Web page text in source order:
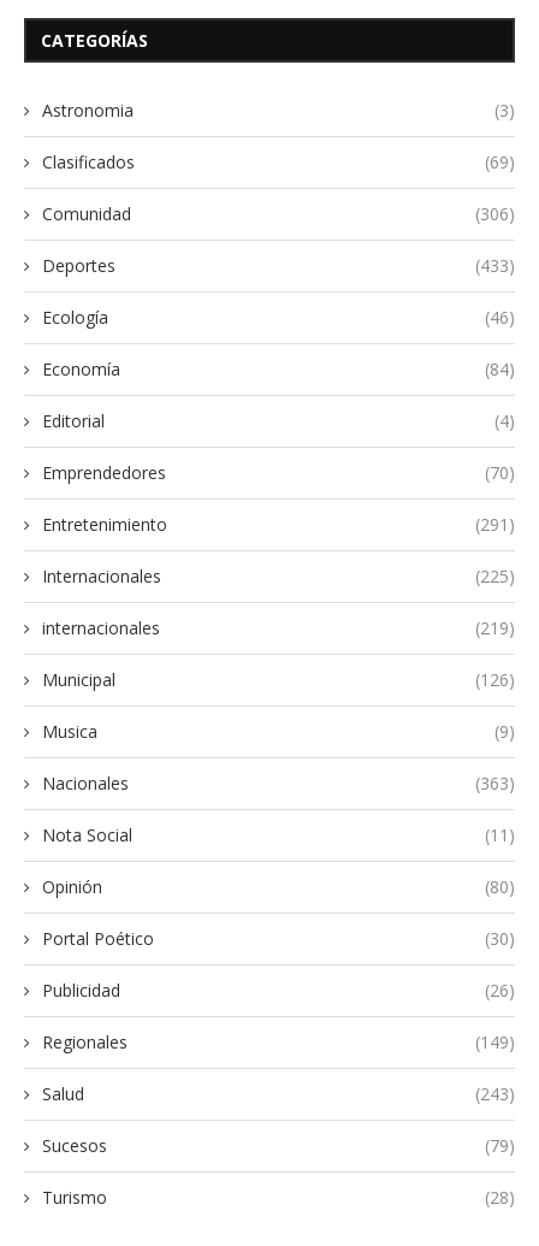
CATEGORÍAS
Astronomia (3)
Clasificados (69)
Comunidad (306)
Deportes (433)
Ecología (46)
Economía (84)
Editorial (4)
Emprendedores (70)
Entretenimiento (291)
Internacionales (225)
internacionales (219)
Municipal (126)
Musica (9)
Nacionales (363)
Nota Social (11)
Opinión (80)
Portal Poético (30)
Publicidad (26)
Regionales (149)
Salud (243)
Sucesos (79)
Turismo (28)